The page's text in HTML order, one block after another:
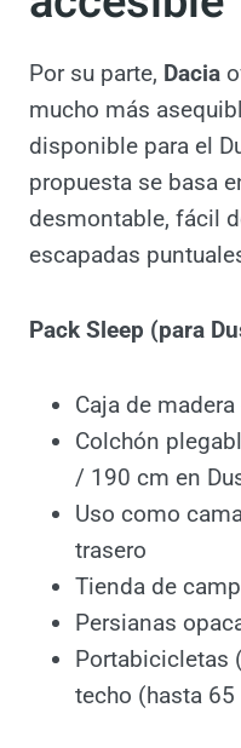
Dacia
opción
accesible
Por su parte,Dacia
camperizado
Jogger. Su
pensado para
Pack Sleep (para
Caja de madera
Colchón
Jogger / 190
Uso como
trasero